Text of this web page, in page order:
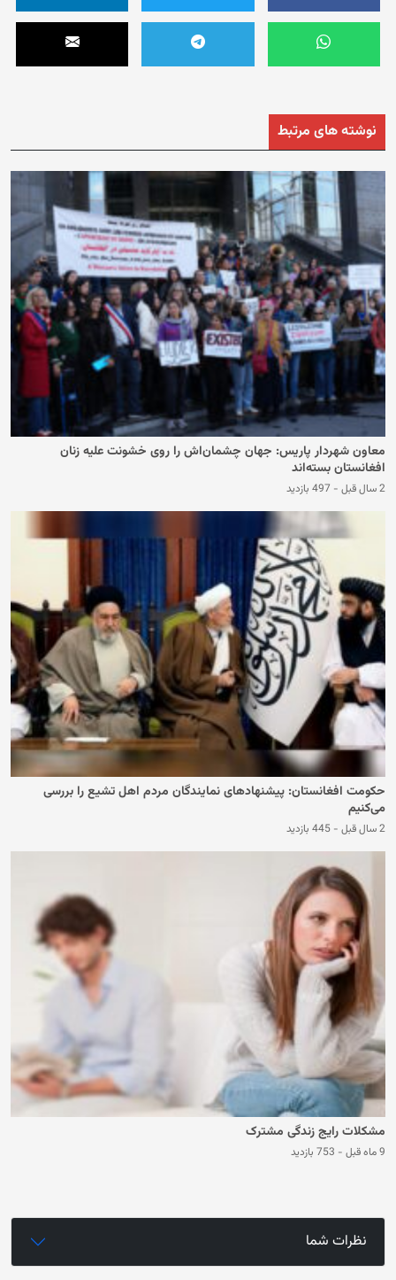
نوشته های مرتبط
معاون شهردار پاریس: جهان چشمان‌اش را روی خشونت علیه زنان
افغانستان بسته‌اند
2 سال قبل - 497 بازدید
حکومت افغانستان: پیشنهادهای نمایندگان مردم اهل تشیع را بررسی
می‌‌کنیم
2 سال قبل - 445 بازدید
مشکلات رایج زندگی مشترک
9 ماه قبل - 753 بازدید
نظرات شما